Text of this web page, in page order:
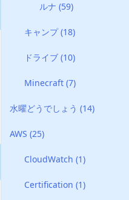
ルナ (59)
キャンプ(18)
ドライブ(10)
Minecraft(7)
水曜どうでしょう (14)
AWS (25)
CloudWatch(1)
Certification(1)